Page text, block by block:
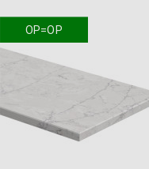
Bekijk en bestel
OP=OP